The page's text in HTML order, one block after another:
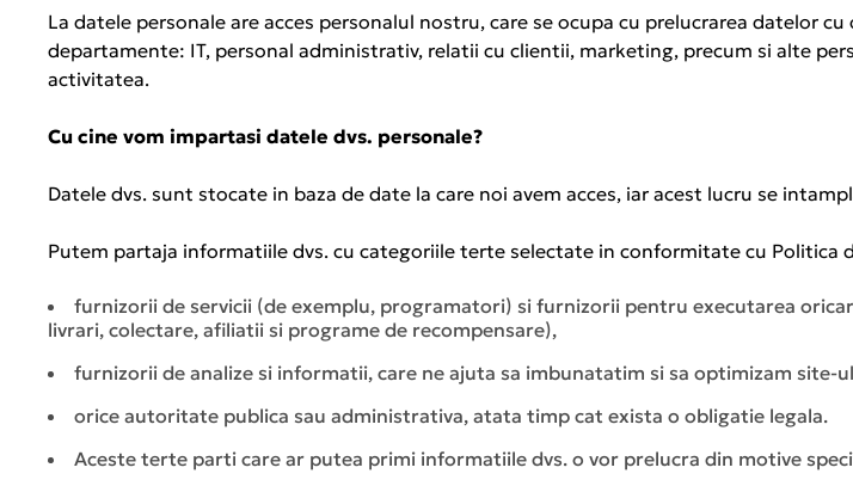
La datele personale are acces personalul nostru, care se ocupa cu prelucrarea datelor
departamente: IT, personal administrativ, relatii cu clientii, marketing, precum si alte
activitatea.
Cu cine vom impartasi datele dvs. personale?
Datele dvs. sunt stocate in baza de date la care noi avem acces, iar acest lucru se
Putem partaja informatiile dvs. cu categoriile terte selectate in conformitate cu Politica
furnizorii de servicii (de exemplu, programatori) si furnizorii pentru executarea
livrari, colectare, afiliatii si programe de recompensare),
furnizorii de analize si informatii, care ne ajuta sa imbunatatim si sa optimizam site-
orice autoritate publica sau administrativa, atata timp cat exista o obligatie legala.
Aceste terte parti care ar putea primi informatiile dvs. o vor prelucra din motive